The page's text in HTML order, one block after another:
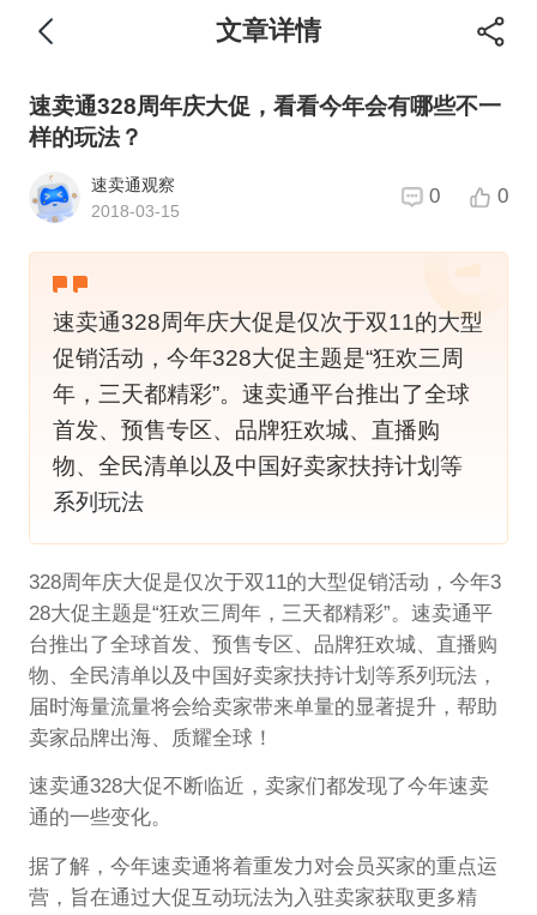
文章详情
速卖通328周年庆大促，看看今年会有哪些不一
样的玩法？
速卖通观察
2018-03-15
0 0
​速卖通328周年庆大促是仅次于双11的大型
促销活动，今年328大促主题是“狂欢三周
年，三天都精彩”。速卖通平台推出了全球
首发、预售专区、品牌狂欢城、直播购
物、全民清单以及中国好卖家扶持计划等
系列玩法
328周年庆大促是仅次于双11的大型促销活动，今年3
28大促主题是“狂欢三周年，三天都精彩”。速卖通平
台推出了全球首发、预售专区、品牌狂欢城、直播购
物、全民清单以及中国好卖家扶持计划等系列玩法，
届时海量流量将会给卖家带来单量的显著提升，帮助
卖家品牌出海、质耀全球！
速卖通328大促不断临近，卖家们都发现了今年速卖
通的一些变化。
据了解，今年速卖通将着重发力对会员买家的重点运
营，旨在通过大促互动玩法为入驻卖家获取更多精